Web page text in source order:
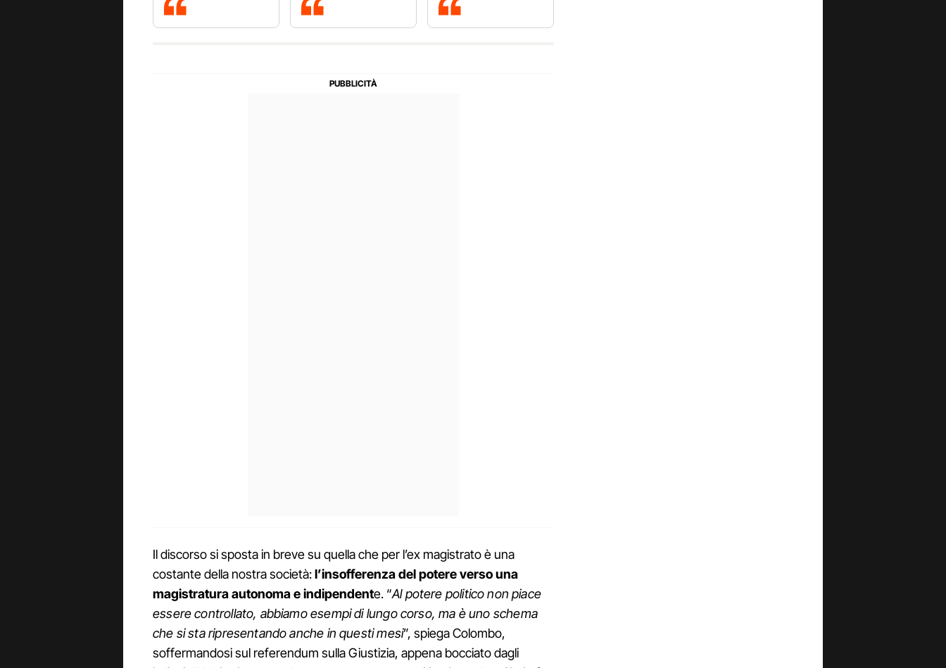
Il discorso si sposta in breve su quella che per l’ex magistrato è una
costante della nostra società:l’insofferenza del potere verso una
magistratura autonoma e indipendente. “Al potere politico non piace
essere controllato, abbiamo esempi di lungo corso, ma è uno schema
che si sta ripresentando anche in questi mesi”, spiega Colombo,
soffermandosi sul referendum sulla Giustizia, appena bocciato dagli